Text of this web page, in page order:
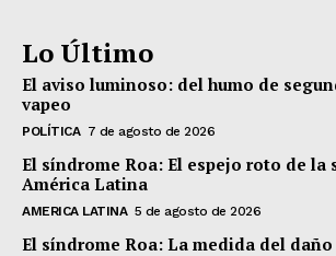
Lo Último
El aviso luminoso: del humo de
vapeo
POLÍTICA 7 de agosto de 2026
El síndrome Roa: El espejo roto de la
América Latina
AMERICA LATINA 5 de agosto de 2026
El síndrome Roa: La medida del daño